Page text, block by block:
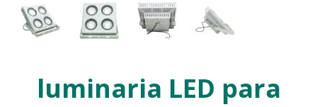
luminaria LED para